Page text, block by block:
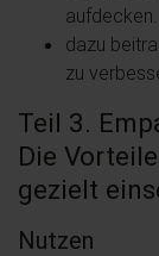
aufdecken.
dazu
zu
Teil 3.
Die
gezielt
Nutzen